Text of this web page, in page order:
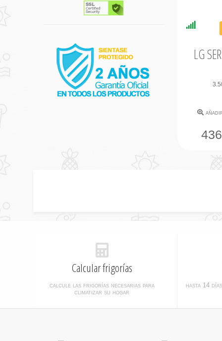
LG
436
Calcular frigorías
calcule las frigorías necesarias para
climatizar su hogar
hasta 14